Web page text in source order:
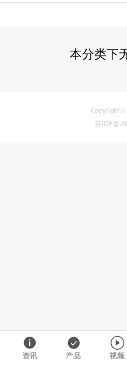
本分类下
Copyright
苏ICP备
资讯 产品 视频